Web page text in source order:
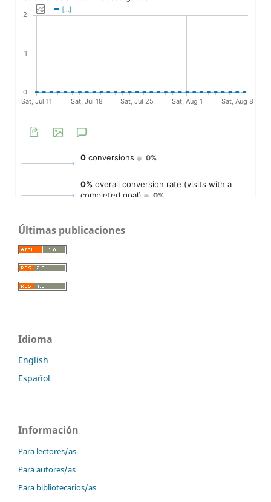
Últimas publicaciones
Idioma
English
Español
Información
Para lectores/as
Para autores/as
Para bibliotecarios/as